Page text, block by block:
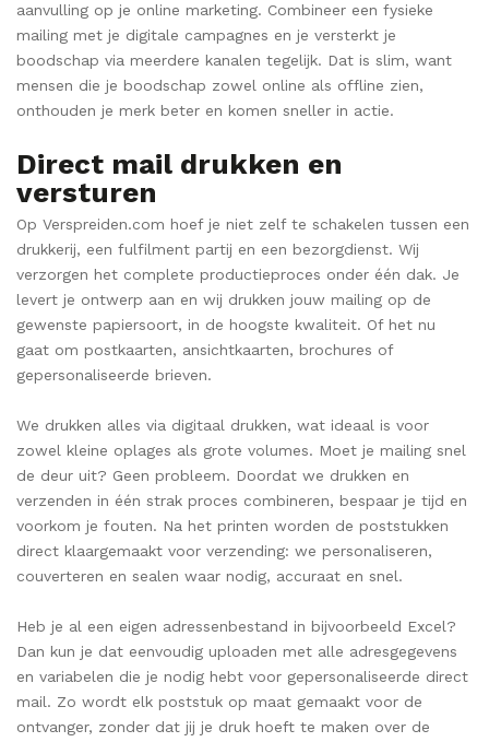
aanvulling op je online marketing. Combineer een fysieke
mailing met je digitale campagnes en je versterkt je
boodschap via meerdere kanalen tegelijk. Dat is slim, want
mensen die je boodschap zowel online als offline zien,
onthouden je merk beter en komen sneller in actie.
Direct mail drukken en
versturen
Op Verspreiden.com hoef je niet zelf te schakelen tussen een
drukkerij, een fulfilment partij en een bezorgdienst. Wij
verzorgen het complete productieproces onder één dak. Je
levert je ontwerp aan en wij drukken jouw mailing op de
gewenste papiersoort, in de hoogste kwaliteit. Of het nu
gaat om postkaarten, ansichtkaarten, brochures of
gepersonaliseerde brieven.
We drukken alles via digitaal drukken, wat ideaal is voor
zowel kleine oplages als grote volumes. Moet je mailing snel
de deur uit? Geen probleem. Doordat we drukken en
verzenden in één strak proces combineren, bespaar je tijd en
voorkom je fouten. Na het printen worden de poststukken
direct klaargemaakt voor verzending: we personaliseren,
couverteren en sealen waar nodig, accuraat en snel.
Heb je al een eigen adressenbestand in bijvoorbeeld Excel?
Dan kun je dat eenvoudig uploaden met alle adresgegevens
en variabelen die je nodig hebt voor gepersonaliseerde direct
mail. Zo wordt elk poststuk op maat gemaakt voor de
ontvanger, zonder dat jij je druk hoeft te maken over de